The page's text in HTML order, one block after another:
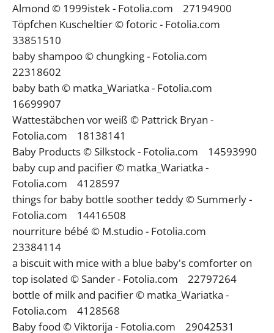
Almond © 1999istek - Fotolia.com 27194900
Töpfchen Kuscheltier © fotoric - Fotolia.com
33851510
baby shampoo © chungking - Fotolia.com
22318602
baby bath © matka_Wariatka - Fotolia.com
16699907
Wattestäbchen vor weiß © Pattrick Bryan -
Fotolia.com 18138141
Baby Products © Silkstock - Fotolia.com 14593990
baby cup and pacifier © matka_Wariatka -
Fotolia.com 4128597
things for baby bottle soother teddy © Summerly -
Fotolia.com 14416508
nourriture bébé © M.studio - Fotolia.com
23384114
a biscuit with mice with a blue baby's comforter on
top isolated © Sander - Fotolia.com 22797264
bottle of milk and pacifier © matka_Wariatka -
Fotolia.com 4128568
Baby food © Viktorija - Fotolia.com 29042531